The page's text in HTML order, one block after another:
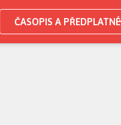
ČASOPIS A PŘEDPLATNÉ